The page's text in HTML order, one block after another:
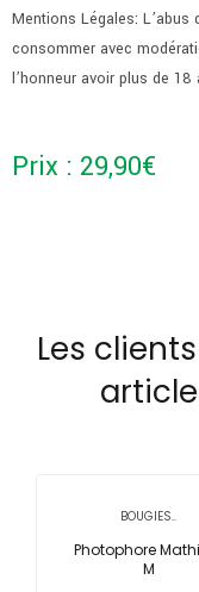
Mentions Légales: L’abus
consommer avec
l’honneur avoir plus de 18
Prix : 29,90€
Les
BOUGIES..
Photophore
M